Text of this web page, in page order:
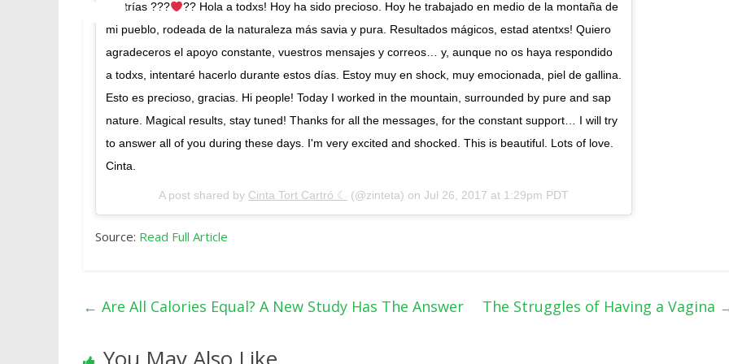
#estrías ???
?? Hola a todxs! Hoy ha sido precioso. Hoy he trabajado en medio de la montaña de
mi pueblo, rodeada de la naturaleza más savia y pura. Resultados mágicos, estad atentxs! Quiero
agradeceros el apoyo constante, vuestros mensajes y correos… y, aunque no os haya respondido
a todxs, intentaré hacerlo durante estos días. Estoy muy en shock, muy emocionada, piel de gallina.
Esto es precioso, gracias. Hi people! Today I worked in the mountain, surrounded by pure and sap
nature. Magical results, stay tuned! Thanks for all the messages, for the constant support… I will try
to answer all of you during these days. I'm very excited and shocked. This is beautiful. Lots of love.
Cinta.
A post shared by Cinta Tort Cartró ☾ (@zinteta) on Jul 26, 2017 at 1:29pm PDT
Source: Read Full Article
← Are All Calories Equal? A New Study Has The Answer The Struggles of Having a Vagina